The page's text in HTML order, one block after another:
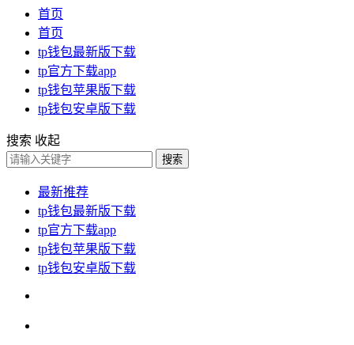
首页
首页
tp钱包最新版下载
tp官方下载app
tp钱包苹果版下载
tp钱包安卓版下载
搜索 收起
搜索
最新推荐
tp钱包最新版下载
tp官方下载app
tp钱包苹果版下载
tp钱包安卓版下载